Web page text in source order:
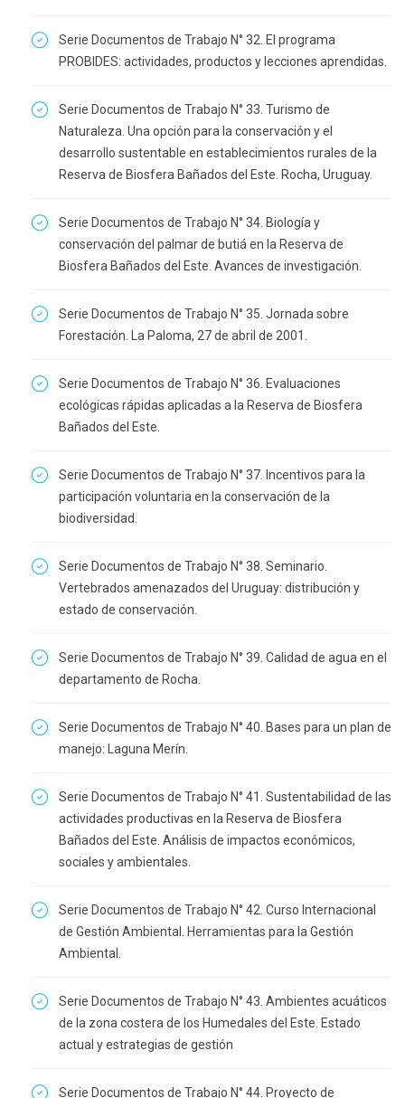
Serie Documentos de Trabajo N° 32. El programa
PROBIDES: actividades, productos y lecciones aprendidas.
Serie Documentos de Trabajo N° 33. Turismo de
Naturaleza. Una opción para la conservación y el
desarrollo sustentable en establecimientos rurales de la
Reserva de Biosfera Bañados del Este. Rocha, Uruguay.
Serie Documentos de Trabajo N° 34. Biología y
conservación del palmar de butiá en la Reserva de
Biosfera Bañados del Este. Avances de investigación.
Serie Documentos de Trabajo N° 35. Jornada sobre
Forestación. La Paloma, 27 de abril de 2001.
Serie Documentos de Trabajo N° 36. Evaluaciones
ecológicas rápidas aplicadas a la Reserva de Biosfera
Bañados del Este.
Serie Documentos de Trabajo N° 37. Incentivos para la
participación voluntaria en la conservación de la
biodiversidad.
Serie Documentos de Trabajo N° 38. Seminario.
Vertebrados amenazados del Uruguay: distribución y
estado de conservación.
Serie Documentos de Trabajo N° 39. Calidad de agua en el
departamento de Rocha.
Serie Documentos de Trabajo N° 40. Bases para un plan de
manejo: Laguna Merín.
Serie Documentos de Trabajo N° 41. Sustentabilidad de las
actividades productivas en la Reserva de Biosfera
Bañados del Este. Análisis de impactos económicos,
sociales y ambientales.
Serie Documentos de Trabajo N° 42. Curso Internacional
de Gestión Ambiental. Herramientas para la Gestión
Ambiental.
Serie Documentos de Trabajo N° 43. Ambientes acuáticos
de la zona costera de los Humedales del Este. Estado
actual y estrategias de gestión
Serie Documentos de Trabajo N° 44. Proyecto de